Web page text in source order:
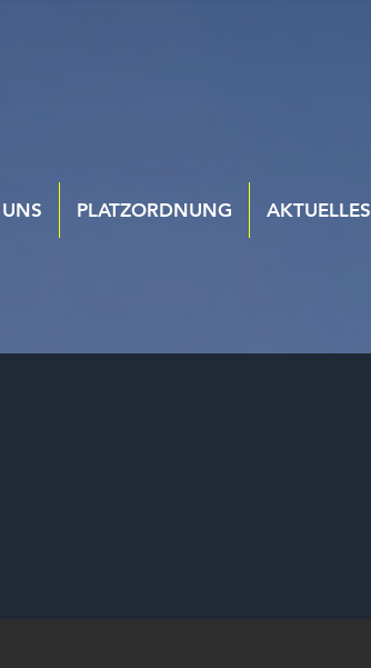
PLATZORDNUNG AKTUELLES